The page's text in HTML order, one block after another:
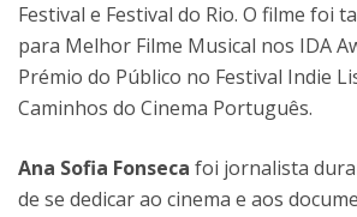
Festival e Festival do Rio. O filme foi
para Melhor Filme Musical nos IDA
Prémio do Público no Festival Indie
Caminhos do Cinema Português.
Ana Sofia Fonseca foi jornalista
de se dedicar ao cinema e aos